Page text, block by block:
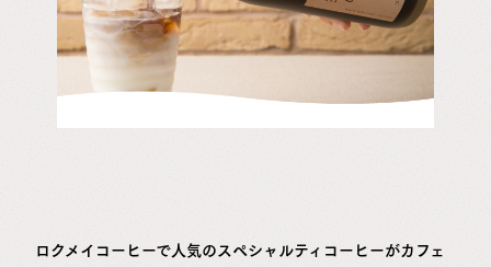
ロクメイコーヒーで人気のスペシャルティコーヒーがカフェ